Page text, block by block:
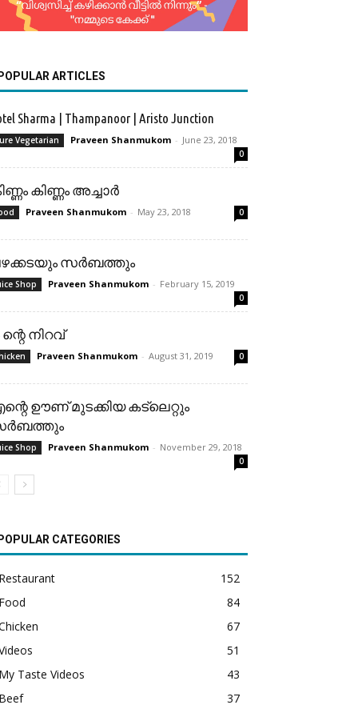
POPULAR ARTICLES
Sharma | Thampanoor | Aristo Junction
Vegetarian Praveen Shanmukom - June 23, 2018
0
കിണ്ണം അച്ചാർ
Praveen Shanmukom - May 23, 2018 0
സർബത്തും
Shop Praveen Shanmukom - February 15, 2019
0
ന്റെ നിറവ്
Praveen Shanmukom - August 31, 2019 0
ഊണ് മുടക്കിയ കട്ലെറ്റും
Shop Praveen Shanmukom - November 29, 2018
0
POPULAR CATEGORIES
Restaurant
152
Food
84
67
51
My Taste Videos
43
Beef
37